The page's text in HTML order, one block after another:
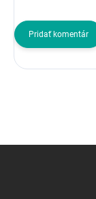
Pridať komentár